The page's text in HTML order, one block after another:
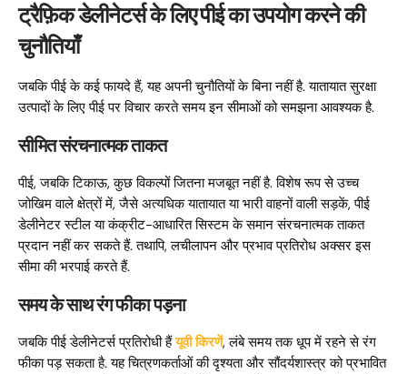
ट्रैफ़िक डेलीनेटर्स के लिए पीई का उपयोग करने की
चुनौतियाँ
जबकि पीई के कई फायदे हैं, यह अपनी चुनौतियों के बिना नहीं है. यातायात सुरक्षा
उत्पादों के लिए पीई पर विचार करते समय इन सीमाओं को समझना आवश्यक है.
सीमित संरचनात्मक ताकत
पीई, जबकि टिकाऊ, कुछ विकल्पों जितना मजबूत नहीं है. विशेष रूप से उच्च
जोखिम वाले क्षेत्रों में, जैसे अत्यधिक यातायात या भारी वाहनों वाली सड़कें, पीई
डेलीनेटर स्टील या कंक्रीट-आधारित सिस्टम के समान संरचनात्मक ताकत
प्रदान नहीं कर सकते हैं. तथापि, लचीलापन और प्रभाव प्रतिरोध अक्सर इस
सीमा की भरपाई करते हैं.
समय के साथ रंग फीका पड़ना
जबकि पीई डेलीनेटर्स प्रतिरोधी हैंयूवी किरणें, लंबे समय तक धूप में रहने से रंग
फीका पड़ सकता है. यह चित्रणकर्ताओं की दृश्यता और सौंदर्यशास्त्र को प्रभावित